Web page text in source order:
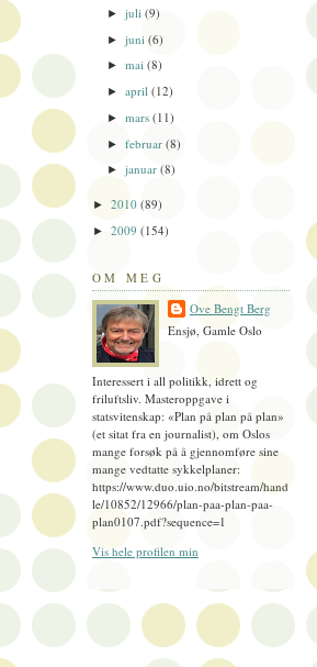
►juli(9)
►juni(6)
►mai(8)
►april(12)
►mars(11)
►februar(8)
►januar(8)
► 2010 (89)
► 2009 (154)
OM MEG
Ove Bengt Berg
Ensjø, Gamle Oslo
Interessert i all politikk, idrett og
friluftsliv. Masteroppgave i
statsvitenskap: «Plan på plan på plan»
(et sitat fra en journalist), om Oslos
mange forsøk på å gjennomføre sine
mange vedtatte sykkelplaner:
https://www.duo.uio.no/bitstream/hand
le/10852/12966/plan-paa-plan-paa-
plan0107.pdf?sequence=1
Vis hele profilen min